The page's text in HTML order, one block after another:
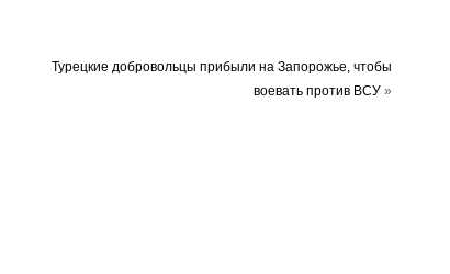
Турецкие добровольцы прибыли на Запорожье, чтобы
воевать против ВСУ »